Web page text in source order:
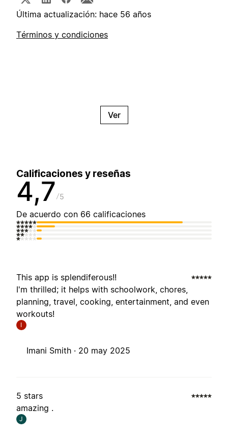
Última actualización: hace 56 años
Términos y condiciones
Ver
Calificaciones y reseñas
4,7 5
De acuerdo con 66 calificaciones
This app is splendiferous!!
I'm thrilled; it helps with schoolwork, chores,
planning, travel, cooking, entertainment, and even
workouts!
I
Imani Smith · 20 may 2025
5 stars
amazing .
J